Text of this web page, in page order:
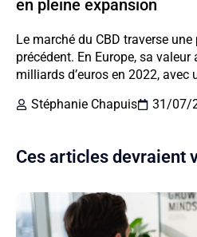
en pleine expansion
Le marché du CBD traverse
précédent. En Europe, sa
milliards d’euros en 2022, avec
Stéphanie Chapuis
31/07/
Ces articles devraient